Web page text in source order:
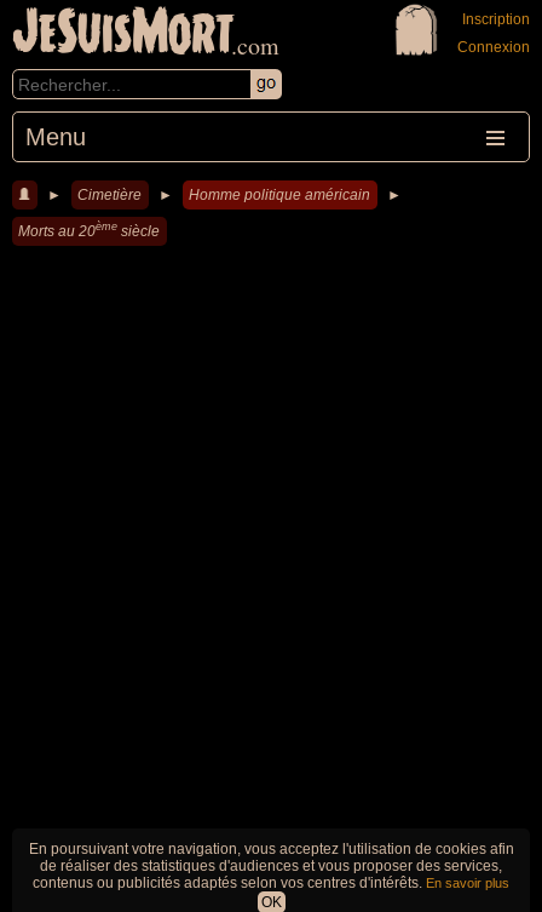
JeSuisMort.com
Menu
Inscription
Connexion
► Cimetière ► Homme politique américain ►
Morts au 20ème siècle
En poursuivant votre navigation, vous acceptez l'utilisation de cookies afin
de réaliser des statistiques d'audiences et vous proposer des services,
contenus ou publicités adaptés selon vos centres d'intérêts. En savoir plus
OK